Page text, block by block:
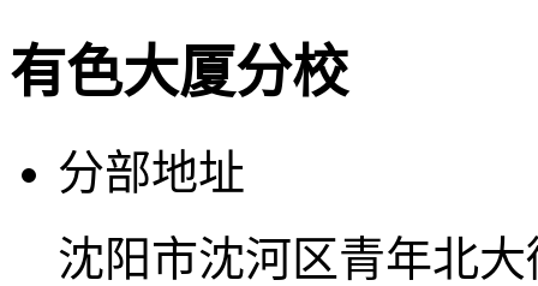
有色大厦分校
分部地址
沈阳市沈河区青年北